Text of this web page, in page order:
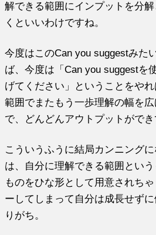
解できる範囲にインプットを分
くといいわけですね。
今度はこのCan you suggestみた
ば、今度は「Can you suggestを
げてください」ということをや
範囲でまたもう一歩理解の幅を
で、どんどんアウトプットができ
こういうふうに結局カンニング
は、自分に理解できる範囲とい
ものをひな形として用意されち
ーしてしまって自分は成長せず
りがち。